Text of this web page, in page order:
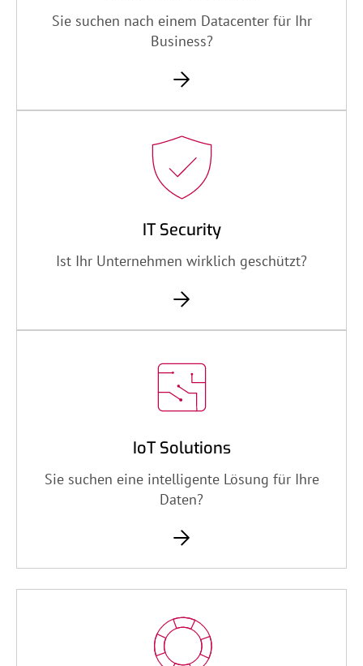
Sie suchen nach einem Datacenter für Ihr
Business?
IT Security
Ist Ihr Unternehmen wirklich geschützt?
IoT Solutions
Sie suchen eine intelligente Lösung für Ihre
Daten?